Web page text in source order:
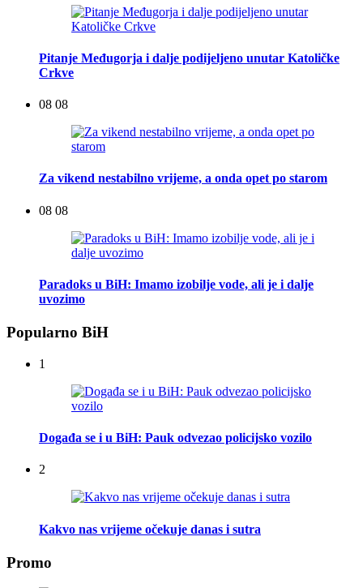
Pitanje Međugorja i dalje podijeljeno unutar Katoličke
Crkve
08 08
Za vikend nestabilno vrijeme, a onda opet po starom
08 08
Paradoks u BiH: Imamo izobilje vode, ali je i dalje
uvozimo
Popularno BiH
1
Događa se i u BiH: Pauk odvezao policijsko vozilo
2
Kakvo nas vrijeme očekuje danas i sutra
Promo